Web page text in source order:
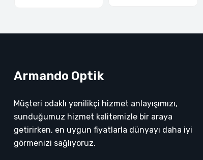
Armando Optik
Müşteri odaklı yenilikçi hizmet anlayışımızı,
sunduğumuz hizmet kalitemizle bir araya
getirirken, en uygun fiyatlarla dünyayı daha iyi
görmenizi sağlıyoruz.